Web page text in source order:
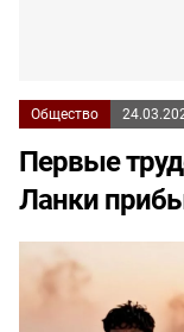
Общество
Первые
Ланки